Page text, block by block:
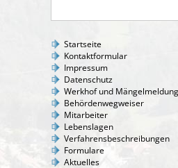
Startseite
Kontaktformular
Impressum
Datenschutz
Werkhof und Mängelmeldung
Behördenwegweiser
Mitarbeiter
Lebenslagen
Verfahrensbeschreibungen
Formulare
Aktuelles